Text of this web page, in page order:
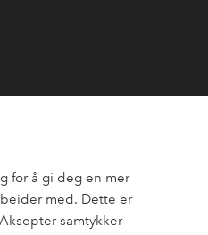
for å gi deg en mer
med. Dette er
samtykker